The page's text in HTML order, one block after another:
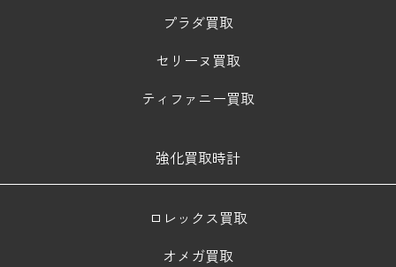
プラダ買取
セリーヌ買取
ティファニー買取
強化買取時計
ロレックス買取
オメガ買取